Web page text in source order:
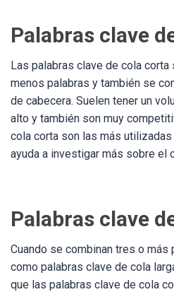
Palabras clave
Las palabras clave de cola
menos palabras y también se
de cabecera. Suelen tener un
alto y también son muy
cola corta son las más
ayuda a investigar más sobre el
Palabras clave
Cuando se combinan tres o más
como palabras clave de cola
que las palabras clave de cola